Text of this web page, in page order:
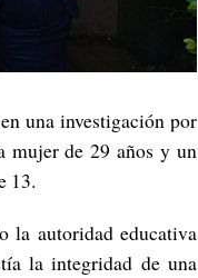
una investigación por
mujer de 29 años y un
13.
la autoridad educativa
la integridad de una